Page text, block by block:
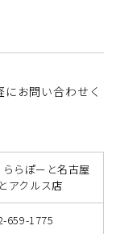
お問い合わせく
らぽーと名古屋
アクルス店
659-1775